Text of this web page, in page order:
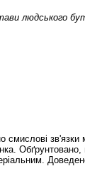
людського
смислові зв'язки